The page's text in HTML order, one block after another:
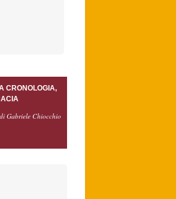
CRONOLOGIA,
di Gabriele Chiocchio